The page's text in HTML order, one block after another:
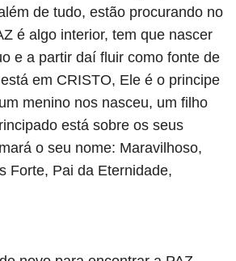
de tudo, estão procurando no
é algo interior, tem que nascer
e a partir daí fluir como fonte de
em CRISTO, Ele é o principe
menino nos nasceu, um filho
está sobre os seus
o seu nome: Maravilhoso,
Forte, Pai da Eternidade,